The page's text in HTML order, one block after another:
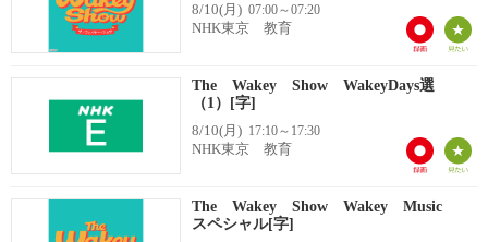
8/10(月) 07:00～07:20
NHK東京 教育
The Wakey Show WakeyDays選
（1）[字]
8/10(月) 17:10～17:30
NHK東京 教育
The Wakey Show Wakey Music
スペシャル[字]